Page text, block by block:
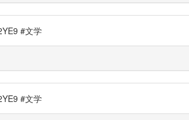
#文学
#文学